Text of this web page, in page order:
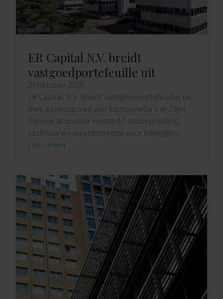
ER Capital N.V. breidt
vastgoedportefeuille uit
21 oktober 2025
ER Capital N.V. breidt vastgoedportefeuille uit
met aankoop van vier kantoorvilla’s in Zeist
Nieuwe acquisitie versterkt risicospreiding,
cashflow en waardecreatie voor beleggers
Lees meer